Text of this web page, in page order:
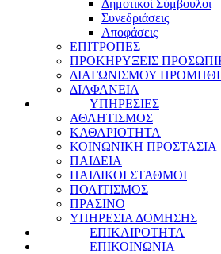
Δημοτικοί Σύμβουλοι
Συνεδριάσεις
Αποφάσεις
ΕΠΙΤΡΟΠΕΣ
ΠΡΟΚΗΡΥΞΕΙΣ
ΔΙΑΓΩΝΙΣΜΟΥ
ΔΙΑΦΑΝΕΙΑ
ΥΠΗΡΕΣΙΕΣ
ΑΘΛΗΤΙΣΜΟΣ
ΚΑΘΑΡΙΟΤΗΤΑ
ΚΟΙΝΩΝΙΚΗ ΠΡΟΣΤΑΣΙΑ
ΠΑΙΔΕΙΑ
ΠΑΙΔΙΚΟΙ ΣΤΑΘΜΟΙ
ΠΟΛΙΤΙΣΜΟΣ
ΠΡΑΣΙΝΟ
ΥΠΗΡΕΣΙΑ ΔΟΜΗΣΗΣ
ΕΠΙΚΑΙΡΟΤΗΤΑ
ΕΠΙΚΟΙΝΩΝΙΑ